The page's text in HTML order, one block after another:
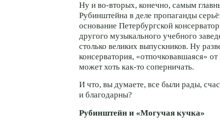
Ну и во-вторых, конечно, самым
Рубинштейна в деле пропаганды
основание Петербургской
другого музыкального учебного
столько великих выпускников. Ну
консерватория, «отпочковавшаяся»
может хоть как-то соперничать.
И что, вы думаете, все были рады,
и благодарны?
Рубинштейн и «Могучая кучка»